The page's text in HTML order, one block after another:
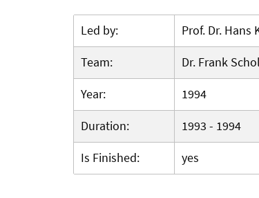
Led by:
Prof. Dr. Hans
Team:
Dr. Frank
Year:
1994
Duration:
1993 - 1994
Is Finished:
yes